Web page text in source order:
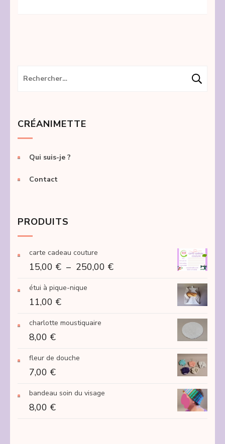
Rechercher :
CRÉANIMETTE
Qui suis-je ?
Contact
PRODUITS
carte cadeau couture
15,00 € – 250,00 €Plage
étui à pique-nique
11,00 €
charlotte moustiquaire
8,00 €
fleur de douche
7,00 €
bandeau soin du visage
8,00 €